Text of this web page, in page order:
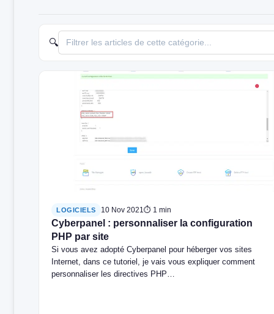
🔍
LOGICIELS 10 Nov 2021⏱ 1 min
Cyberpanel : personnaliser la configuration
PHP par site
Si vous avez adopté Cyberpanel pour héberger vos sites
Internet, dans ce tutoriel, je vais vous expliquer comment
personnaliser les directives PHP…